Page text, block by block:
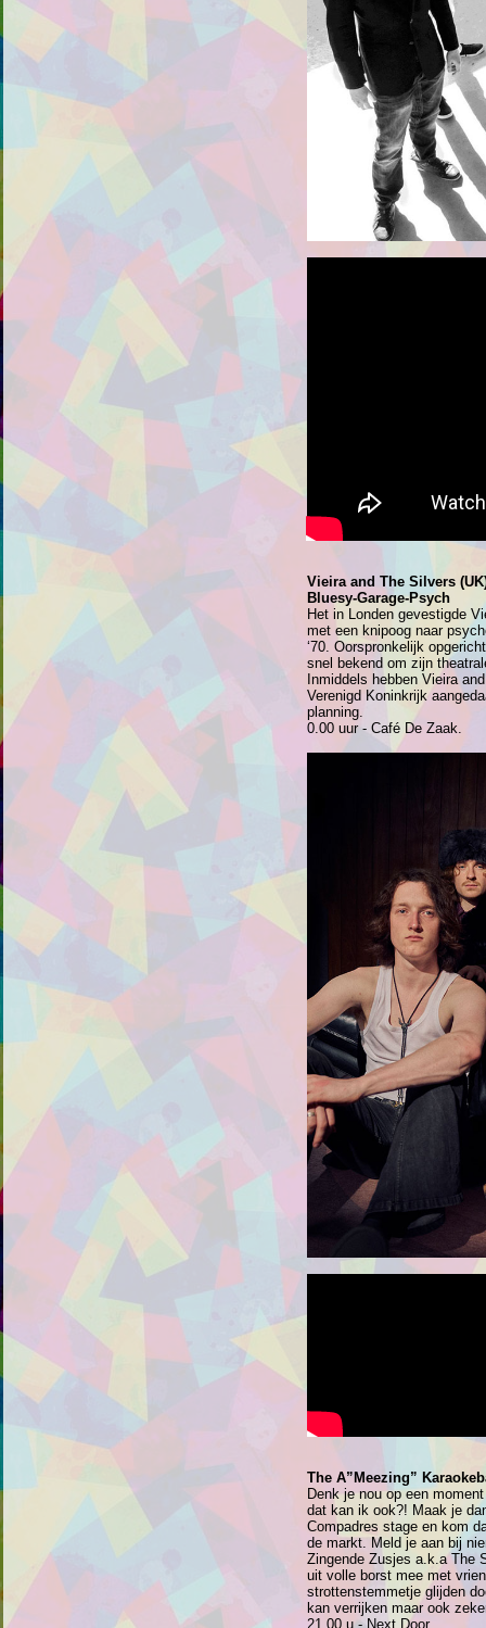
Vieira and The Silvers
Bluesy-Garage-Psych
Het in Londen gevestigde
met een knipoog naar
‘70. Oorspronkelijk
snel bekend om zijn
Inmiddels hebben Vieira
Verenigd Koninkrijk
planning.
0.00 uur - Café De Zaak.
The A”Meezing”
Denk je nou op een
dat kan ik ook?! Maak je
Compadres stage en kom
de markt. Meld je aan bij
Zingende Zusjes a.k.a The
uit volle borst mee met
strottenstemmetje glijden
kan verrijken maar ook
21.00 u - Next Door.